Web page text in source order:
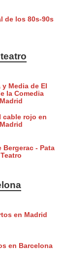
de los 80s-90s
y Media de El
la Comedia
Madrid
cable rojo en
Madrid
Bergerac - Pata
Teatro
en Madrid
en Barcelona